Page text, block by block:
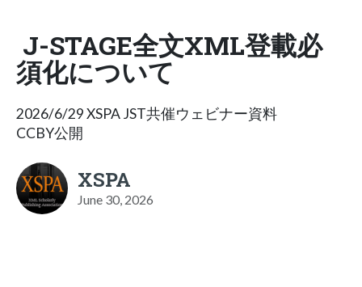
J-STAGE全文XML登載必
須化について
2026/6/29 XSPA JST共催ウェビナー資料
CCBY公開
XSPA
June 30, 2026